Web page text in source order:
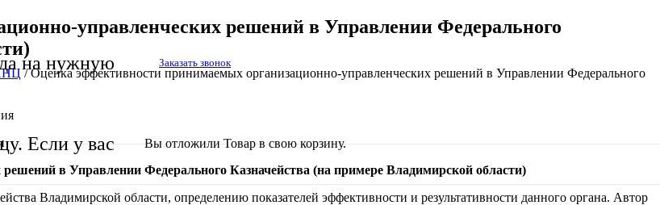
на нужную
Если у вас
Заказать звонок
Вы отложили Товар в свою корзину.
управленческих решений в Управлении Федерального
/Оценка эффективности принимаемых организационно-управленческих решений в Управлении Федерального
в Управлении Федерального Казначейства (на примере Владимирской области)
Владимирской области, определению показателей эффективности и результативности данного органа. Автор